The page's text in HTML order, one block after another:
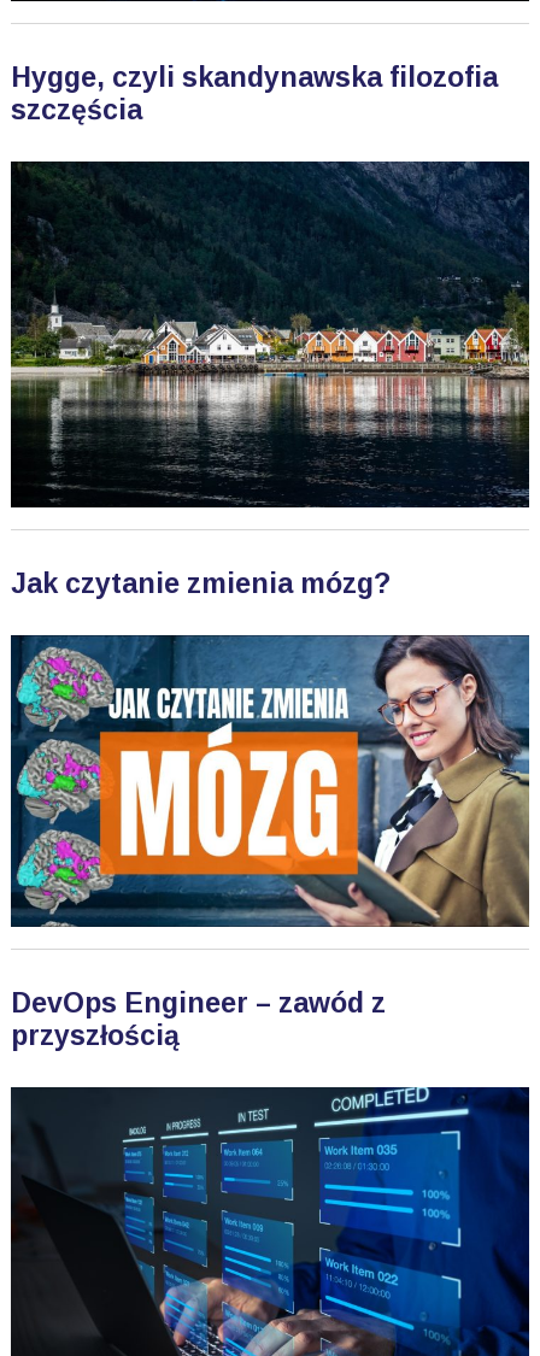
Hygge, czyli skandynawska filozofia
szczęścia
Jak czytanie zmienia mózg?
DevOps Engineer – zawód z
przyszłością